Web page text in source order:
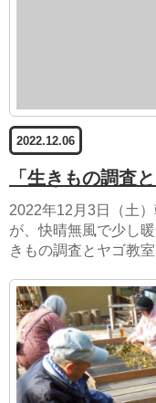
2022.12.06
「生きもの調査
2022年12月3日（土
が、快晴無風で少し
きもの調査とヤゴ教